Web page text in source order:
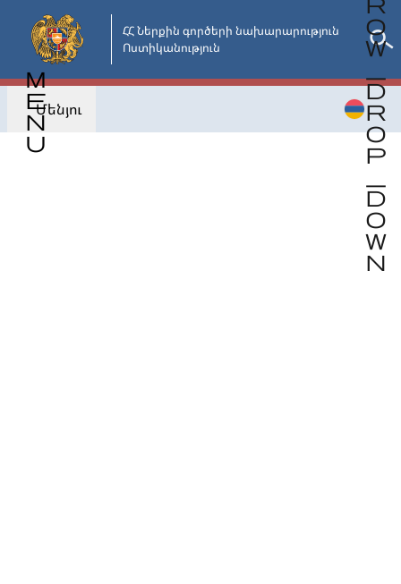
Անցնել
հիմնական
բովանդակությանը
ՀՀ Ներքին գործերի նախարարություն
Ոստիկանություն
Մենյու